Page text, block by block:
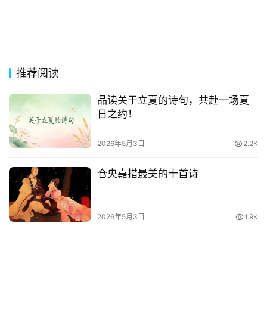
推荐阅读
品读关于立夏的诗句，共赴一场夏
日之约！
2026年5月3日 2.2K
仓央嘉措最美的十首诗
2026年5月3日 1.9K